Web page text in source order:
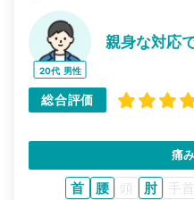
20代 男性
親身な対応
総合評価
痛
首 腰 頭 肘 手首